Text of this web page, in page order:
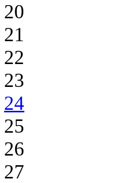
20
21
22
23
24
25
26
27